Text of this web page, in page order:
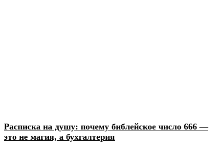
Расписка на душу: почему библейское число 666 —
это не магия, а бухгалтерия